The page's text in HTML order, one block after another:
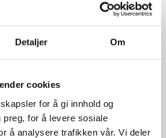
Detaljer Om
cookies
for å gi innhold og
preg, for å levere sosiale
å analysere trafikken vår. Vi deler
175/70R13
82T
flere detaljer